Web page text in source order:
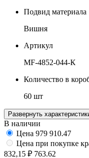
Подвид материала
Вишня
Артикул
MF-4852-044-К
Количество в
60 шт
Развернуть
В наличии
Цена 979 910.47
Цена при покупке
832,15 ₽ 763.62